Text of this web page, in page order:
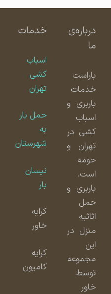
درباره‌ی
باراست
خدمات
باربری و
اسباب
کشی در
تهران و
حومه
است.
باربری و
حمل
اثاثیه
منزل در
مجموعه
توسط
خدمات
اسباب
کشی
تهران
حمل بار
شهرستان
نیسان
کامیون